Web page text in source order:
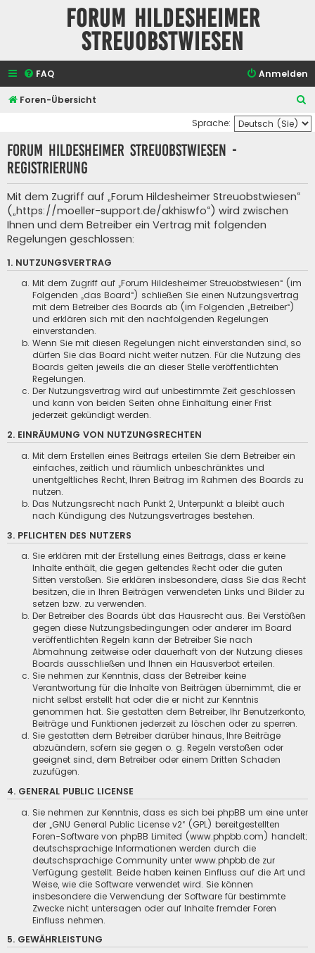
Forum Hildesheimer
Streuobstwiesen
FAQ Anmelden
Foren-Übersicht
u
c
Sprache:
Forum Hildesheimer Streuobstwiesen -
Registrierung
Mit dem Zugriff auf „Forum Hildesheimer Streuobstwiesen“
(„https://moeller-support.de/akhiswfo“) wird zwischen
Ihnen und dem Betreiber ein Vertrag mit folgenden
Regelungen geschlossen:
1. NUTZUNGSVERTRAG
Mit dem Zugriff auf „Forum Hildesheimer Streuobstwiesen“ (im
Folgenden „das Board“) schließen Sie einen Nutzungsvertrag
mit dem Betreiber des Boards ab (im Folgenden „Betreiber“)
und erklären sich mit den nachfolgenden Regelungen
einverstanden.
Wenn Sie mit diesen Regelungen nicht einverstanden sind, so
dürfen Sie das Board nicht weiter nutzen. Für die Nutzung des
Boards gelten jeweils die an dieser Stelle veröffentlichten
Regelungen.
Der Nutzungsvertrag wird auf unbestimmte Zeit geschlossen
und kann von beiden Seiten ohne Einhaltung einer Frist
jederzeit gekündigt werden.
2. EINRÄUMUNG VON NUTZUNGSRECHTEN
Mit dem Erstellen eines Beitrags erteilen Sie dem Betreiber ein
einfaches, zeitlich und räumlich unbeschränktes und
unentgeltliches Recht, Ihren Beitrag im Rahmen des Boards zu
nutzen.
Das Nutzungsrecht nach Punkt 2, Unterpunkt a bleibt auch
nach Kündigung des Nutzungsvertrages bestehen.
3. PFLICHTEN DES NUTZERS
Sie erklären mit der Erstellung eines Beitrags, dass er keine
Inhalte enthält, die gegen geltendes Recht oder die guten
Sitten verstoßen. Sie erklären insbesondere, dass Sie das Recht
besitzen, die in Ihren Beiträgen verwendeten Links und Bilder zu
setzen bzw. zu verwenden.
Der Betreiber des Boards übt das Hausrecht aus. Bei Verstößen
gegen diese Nutzungsbedingungen oder anderer im Board
veröffentlichten Regeln kann der Betreiber Sie nach
Abmahnung zeitweise oder dauerhaft von der Nutzung dieses
Boards ausschließen und Ihnen ein Hausverbot erteilen.
Sie nehmen zur Kenntnis, dass der Betreiber keine
Verantwortung für die Inhalte von Beiträgen übernimmt, die er
nicht selbst erstellt hat oder die er nicht zur Kenntnis
genommen hat. Sie gestatten dem Betreiber, Ihr Benutzerkonto,
Beiträge und Funktionen jederzeit zu löschen oder zu sperren.
Sie gestatten dem Betreiber darüber hinaus, Ihre Beiträge
abzuändern, sofern sie gegen o. g. Regeln verstoßen oder
geeignet sind, dem Betreiber oder einem Dritten Schaden
zuzufügen.
4. GENERAL PUBLIC LICENSE
Sie nehmen zur Kenntnis, dass es sich bei phpBB um eine unter
der „GNU General Public License v2“ (GPL) bereitgestellten
Foren-Software von phpBB Limited (www.phpbb.com) handelt;
deutschsprachige Informationen werden durch die
deutschsprachige Community unter www.phpbb.de zur
Verfügung gestellt. Beide haben keinen Einfluss auf die Art und
Weise, wie die Software verwendet wird. Sie können
insbesondere die Verwendung der Software für bestimmte
Zwecke nicht untersagen oder auf Inhalte fremder Foren
Einfluss nehmen.
5. GEWÄHRLEISTUNG